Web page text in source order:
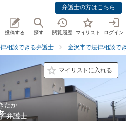
弁護士の方はこちら
投稿する 探す 閲覧履歴 マイリスト ログイン
相談できる弁護士 金沢市で法律相談で
マイリストに入れる
たか
弁護士